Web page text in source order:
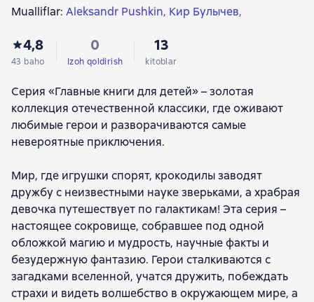
Mualliflar: Aleksandr Pushkin Кир Булычев
Григорий Бенционович Остер
Пётр Ершов Дмитрий Мамин-Сибиряк
Александр Курляндский
4,8
43 baho
0
Izoh qoldirish
13
kitoblar
Серия «Главные книги для детей» – золотая
коллекция отечественной классики, где оживают
любимые герои и разворачиваются самые
невероятные приключения.
Мир, где игрушки спорят, крокодилы заводят
дружбу с неизвестными науке зверьками, а храбрая
девочка путешествует по галактикам! Эта серия –
настоящее сокровище, собравшее под одной
обложкой магию и мудрость, научные факты и
безудержную фантазию. Герои сталкиваются с
загадками вселенной, учатся дружить, побеждать
страхи и видеть волшебство в окружающем мире, а